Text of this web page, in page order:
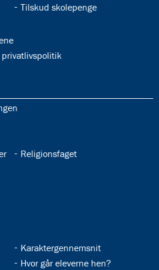
32.34:
Tilskud skolepenge
privatlivspolitik
33.5:
Religionsfaget
33.12:
Karaktergennemsnit
33.14:
Hvor går eleverne hen?